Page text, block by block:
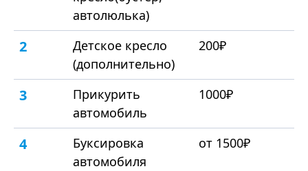
автолюлька)
2
Детское кресло
(дополнительно)
200₽
3
Прикурить
автомобиль
1000₽
4
Буксировка
автомобиля
от 1500₽